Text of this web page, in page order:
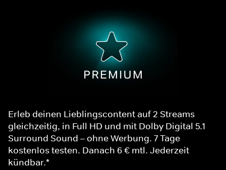
Erleb deinen Lieblingscontent auf 2 Streams
gleichzeitig, in Full HD und mit Dolby Digital 5.1
Surround Sound – ohne Werbung. 7 Tage
kostenlos testen. Danach 6 € mtl. Jederzeit
kündbar.*